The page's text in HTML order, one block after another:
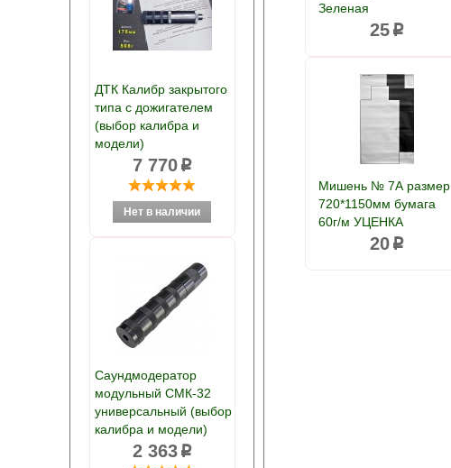
ДТК Калибр закрытого
типа с дожигателем
(выбор калибра и
модели)
7 770p
Саундмодератор
модульный СМК-32
универсальный (выбор
калибра и модели)
2 363p
Зеленая
25 p
Мишень № 7А размер
720*1150мм бумага
60г/м УЦЕНКА
20 p